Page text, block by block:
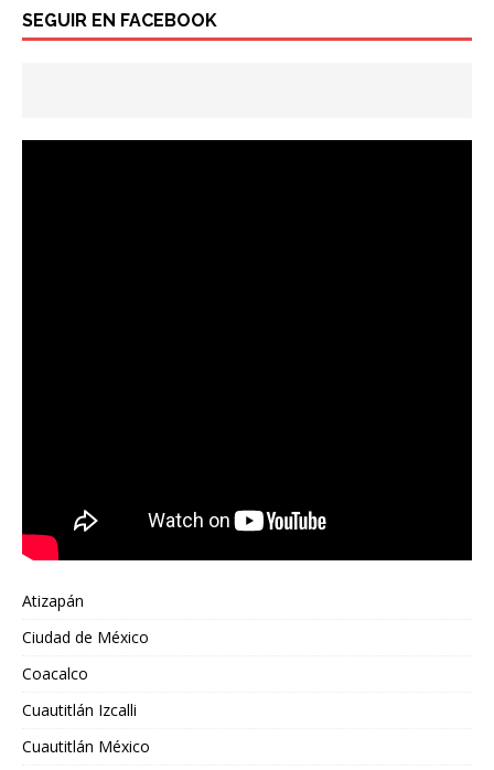
SEGUIR EN FACEBOOK
Atizapán
Ciudad de México
Coacalco
Cuautitlán Izcalli
Cuautitlán México